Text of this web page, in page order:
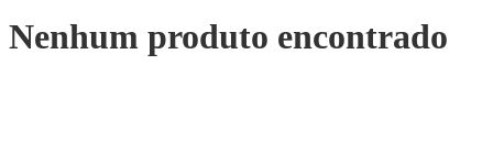
Nenhum produto encontrado